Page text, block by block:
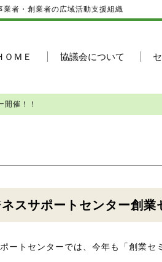
者・創業者の広域活動支援組織
ＯＭＥ 協議会について
催！！
スサポートセンター創業
ートセンターでは、今年も「創業セ